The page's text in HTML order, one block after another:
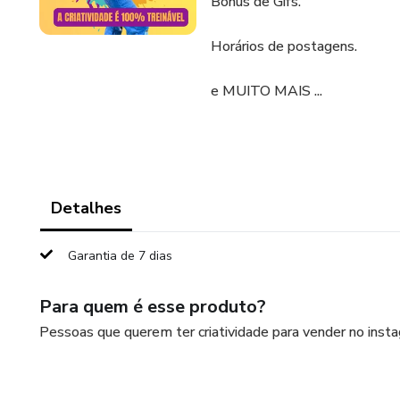
Horários de postagens.
e MUITO MAIS ...
Detalhes
Garantia de 7 dias
Para quem é esse produto?
Pessoas que querem ter criatividade para vender no